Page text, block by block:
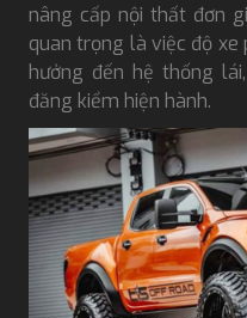
nâng cấp nội thất đơn
quan trọng là việc độ xe
hưởng đến hệ thống
đăng kiểm hiện hành.